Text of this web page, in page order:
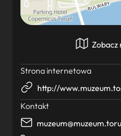
Zobacz
Strona internetowa
http://
Kontakt